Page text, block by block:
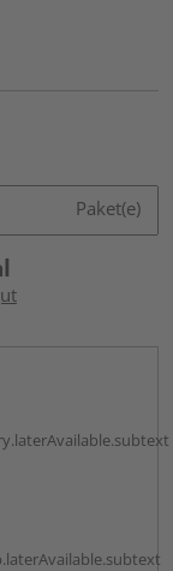
Paket(e)